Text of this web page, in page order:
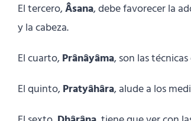
El tercero,Âsana, debe favorecer la
y la cabeza.
El cuarto,Prânâyâma, son las
El quinto,Pratyâhâra, alude a los